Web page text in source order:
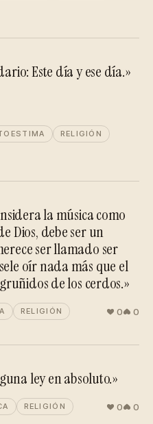
Este día y ese día.»
RELIGIÓN
la música como
Dios, debe ser un
ser llamado ser
oír nada más que el
de los cerdos.»
RELIGIÓN 0 0
ley en absoluto.»
RELIGIÓN 0 0